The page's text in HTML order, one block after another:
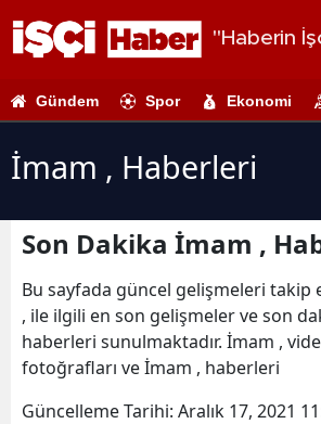
"Haberin
Gündem Spor Ekonomi
İmam , Haberleri
Son Dakika İmam ,
Bu sayfada güncel gelişmeleri takip
, ile ilgili en son gelişmeler ve son
haberleri sunulmaktadır. İmam ,
fotoğrafları ve İmam , haberleri
Güncelleme Tarihi: Aralık 17, 2021